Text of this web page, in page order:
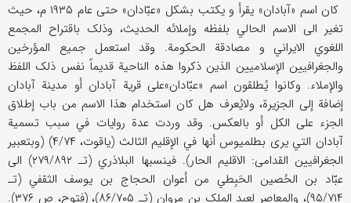
کان اسم «آبادان» یقرأ و یکتب بشکل «عبّادان» حتی عام ۱۹۳۵ م، حیث
تغیر الی الاسم الحالي بلفظه و‌إملائه الحدیث، و‌ذلک باقتراح المجمع
اللغوي الایراني و مصادقة الحکومة. و‌قد استعمل جمیع المؤرخین
و‌الجغرافیین الإسلامیین الذین ذکروا هذه الناحیة قدیماً نفس ذلک اللفظ
و‌الإملاء. و‌کانوا یُطلقون اسم «عبّادان»علی قریة آبادان أو مدینة آبادان
إضافة إلی الجزیرة، و‌لایُعرف هل کان استخدام هذا الاسم من باب إطلاق
الجزء علی الکل أو بالعکس. و‌قد وردت عدة روایات في سبب تسمیة
آبادان التي یری بطلمیوس أنها في الإقلیم الثالث (یاقوت، ۴/۷۴) (و‌بتعبیر
الجغرافیین القدامی: الاقلیم الحار). فینسبها البلاذري (تـ ۲۷۹/۸۹۲) الی
عبّاد بن الحُصین الحَبِطي من أعوان الحجاج بن یوسف الثقفي (تـ
۹۵/۷۱۴)، و‌المعاصر لعبد الملک بن مروان (تـ ۸۶/۷۰۵)، (فتوح، ص ۳۷۶).